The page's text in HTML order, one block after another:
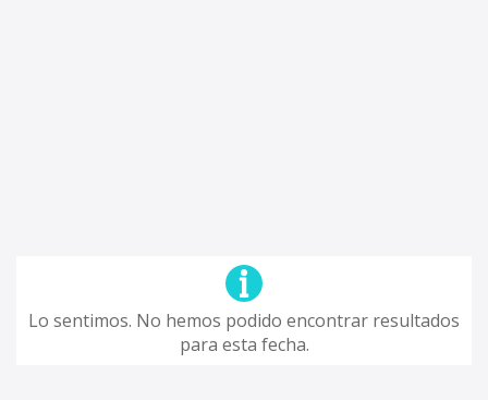
Lo sentimos. No hemos podido encontrar resultados
para esta fecha.